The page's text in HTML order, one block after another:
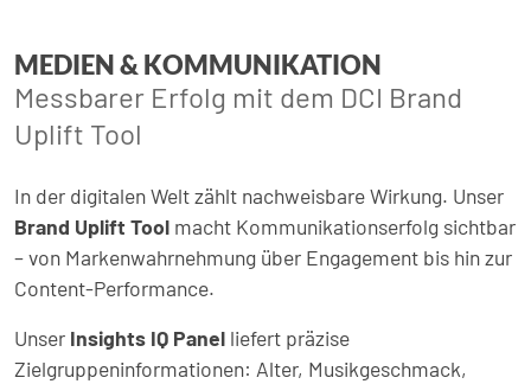
MEDIEN & KOMMUNIKATION
Messbarer Erfolg mit dem DCI Brand
Uplift Tool
In der digitalen Welt zählt nachweisbare Wirkung. Unser
Brand Uplift Tool macht Kommunikationserfolg sichtbar
– von Markenwahrnehmung über Engagement bis hin zur
Content-Performance.
Unser Insights IQ Panel liefert präzise
Zielgruppeninformationen: Alter, Musikgeschmack,